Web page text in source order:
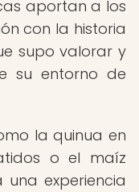
aportan a los
con la historia
supo valorar y
su entorno de
la quinua en
o el maíz
experiencia